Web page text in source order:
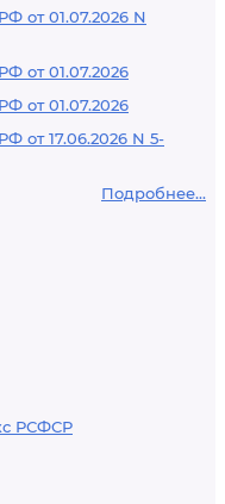
от 01.07.2026 N
от 01.07.2026
от 01.07.2026
от 17.06.2026 N 5-
Подробнее...
РСФСР